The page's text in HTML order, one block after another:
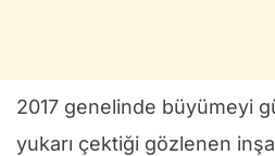
2017 genelinde büyümeyi
yukarı çektiği gözlenen